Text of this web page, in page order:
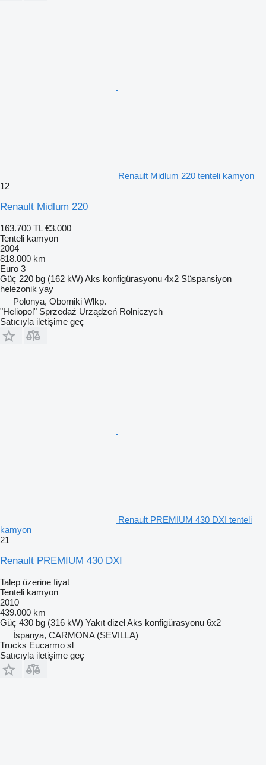
Renault Midlum 220 tenteli kamyon
12
Renault Midlum 220
163.700 TL €3.000
Tenteli kamyon
2004
818.000 km
Euro 3
Güç 220 bg (162 kW) Aks konfigürasyonu 4x2 Süspansiyon
helezonik yay
Polonya, Oborniki Wlkp.
"Heliopol" Sprzedaż Urządzeń Rolniczych
Satıcıyla iletişime geç
Renault PREMIUM 430 DXI tenteli
kamyon
21
Renault PREMIUM 430 DXI
Talep üzerine fiyat
Tenteli kamyon
2010
439.000 km
Güç 430 bg (316 kW) Yakıt dizelAks konfigürasyonu 6x2
İspanya, CARMONA (SEVILLA)
Trucks Eucarmo sl
Satıcıyla iletişime geç